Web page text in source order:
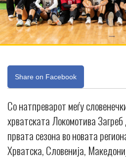
Share on Facebook
Со натпреварот меѓу
хрватската Локомотива
првата сезона во новата
Хрватска, Словенија,